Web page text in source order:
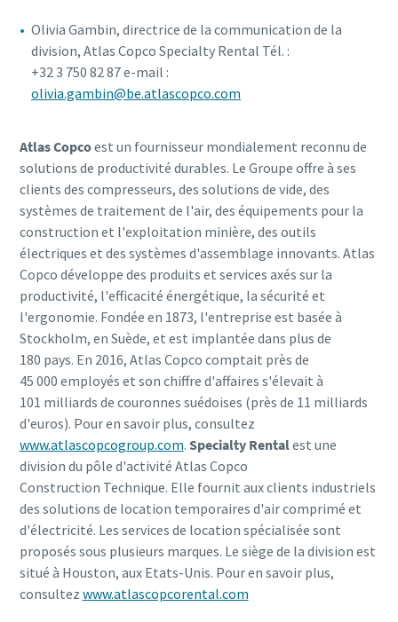
Olivia Gambin, directrice de la communication de la
division, Atlas Copco Specialty Rental Tél. :
+32 3 750 82 87 e-mail :
olivia.gambin@be.atlascopco.com
Atlas Copcoest un fournisseur mondialement reconnu de
solutions de productivité durables. Le Groupe offre à ses
clients des compresseurs, des solutions de vide, des
systèmes de traitement de l'air, des équipements pour la
construction et l'exploitation minière, des outils
électriques et des systèmes d'assemblage innovants. Atlas
Copco développe des produits et services axés sur la
productivité, l'efficacité énergétique, la sécurité et
l'ergonomie. Fondée en 1873, l'entreprise est basée à
Stockholm, en Suède, et est implantée dans plus de
180 pays. En 2016, Atlas Copco comptait près de
45 000 employés et son chiffre d'affaires s'élevait à
101 milliards de couronnes suédoises (près de 11 milliards
d'euros). Pour en savoir plus, consultez
www.atlascopcogroup.com. Specialty Rentalest une
division du pôle d'activité Atlas Copco
Construction Technique. Elle fournit aux clients industriels
des solutions de location temporaires d'air comprimé et
d'électricité. Les services de location spécialisée sont
proposés sous plusieurs marques. Le siège de la division est
situé à Houston, aux Etats-Unis. Pour en savoir plus,
consultez www.atlascopcorental.com